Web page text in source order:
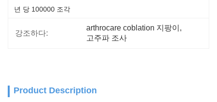
년 당 100000 조각
강조하다:
arthrocare coblation 지팡이 ,
고주파 조사
Product Description